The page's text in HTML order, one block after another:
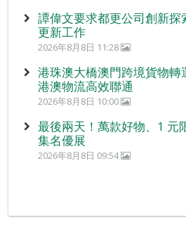
譚偉文要求都更公司創新
更新工作
2026年8月8日 11:28
港珠澳大橋澳門跨境貨物轉
港澳物流高效聯通
2026年8月8日 10:00
最後兩天！萬款好物、1 元
集名優展
2026年8月8日 09:54